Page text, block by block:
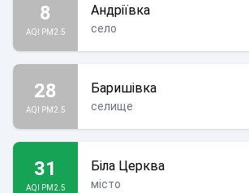
8
AQI PM2.5
Андріївка
село
28
AQI PM2.5
Баришівка
селище
31
AQI PM2.5
Біла Церква
місто